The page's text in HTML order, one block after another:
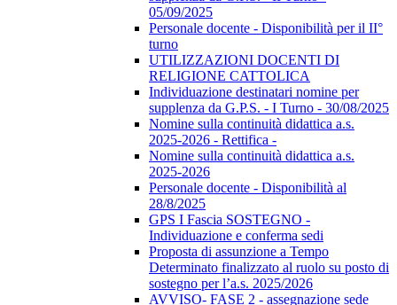
05/09/2025
Personale docente - Disponibilità per il II°
turno
UTILIZZAZIONI DOCENTI DI
RELIGIONE CATTOLICA
Individuazione destinatari nomine per
supplenza da G.P.S. - I Turno - 30/08/2025
Nomine sulla continuità didattica a.s.
2025-2026 - Rettifica -
Nomine sulla continuità didattica a.s.
2025-2026
Personale docente - Disponibilità al
28/8/2025
GPS I Fascia SOSTEGNO -
Individuazione e conferma sedi
Proposta di assunzione a Tempo
Determinato finalizzato al ruolo su posto di
sostegno per l’a.s. 2025/2026
AVVISO- FASE 2 - assegnazione sede